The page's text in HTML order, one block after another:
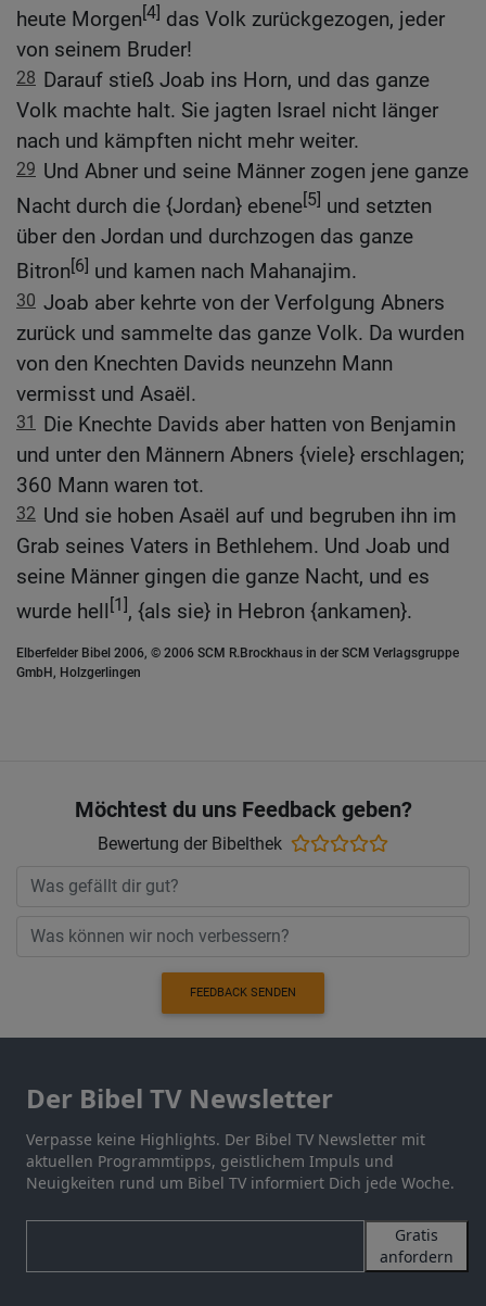
heute Morgen[4] das Volk zurückgezogen, jeder
von seinem Bruder!
28 Darauf stieß Joab ins Horn, und das ganze
Volk machte halt. Sie jagten Israel nicht länger
nach und kämpften nicht mehr weiter.
29 Und Abner und seine Männer zogen jene ganze
Nacht durch die {Jordan} ebene[5] und setzten
über den Jordan und durchzogen das ganze
Bitron[6] und kamen nach Mahanajim.
30 Joab aber kehrte von der Verfolgung Abners
zurück und sammelte das ganze Volk. Da wurden
von den Knechten Davids neunzehn Mann
vermisst und Asaël.
31 Die Knechte Davids aber hatten von Benjamin
und unter den Männern Abners {viele} erschlagen;
360 Mann waren tot.
32 Und sie hoben Asaël auf und begruben ihn im
Grab seines Vaters in Bethlehem. Und Joab und
seine Männer gingen die ganze Nacht, und es
wurde hell [1], {als sie} in Hebron {ankamen}.
Elberfelder Bibel 2006, © 2006 SCM R.Brockhaus in der SCM Verlagsgruppe
GmbH, Holzgerlingen
Möchtest du uns Feedback geben?
Bewertung der Bibelthek
FEEDBACK SENDEN
Der Bibel TV Newsletter
Verpasse keine Highlights. Der Bibel TV Newsletter mit
aktuellen Programmtipps, geistlichem Impuls und
Neuigkeiten rund um Bibel TV informiert Dich jede Woche.
Gratis
anfordern